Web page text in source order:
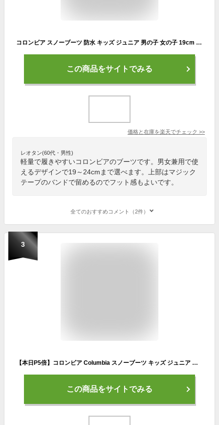
コロンビア スノーブーツ 防水 キッズ ジュニア 男の子 女の子 19cm 20cm 21cm 22cm 23cm 24cm Columbia 超軽量 ウィンターブーツ 冬 冬靴 子供 子ども 靴 ブーツ シューズ ブランド シンプル 小学生 小学校 通学
この商品をサイトでみる
価格と在庫を楽天でチェック >>
レオタン(60代・男性)
軽量で履きやすいコロンビアのブーツです。男女兼用で使
えるデザインで19～24cmまで選べます。上部はマジック
テープのバンドで留めるのでフット感もよいです。
全てのおすすめコメント（2件）
3
【本日P5倍】コロンビア Columbia スノーブーツ キッズ ジュニア 男の子 女の子 19cm 20cm 21cm 22cm 23cm 24cm 超軽量 撥水 ウィンターブーツ 冬 冬靴 子供 子ども 靴 ブーツ ブランド ブラック ピンク
この商品をサイトでみる